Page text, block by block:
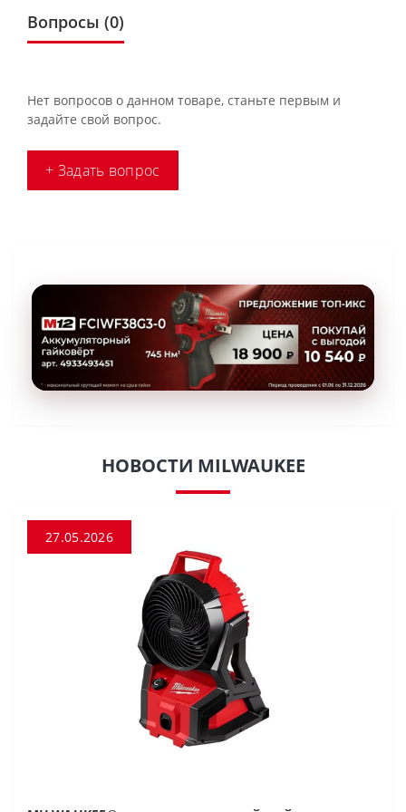
Вопросы (0)
Нет вопросов о данном товаре, станьте первым и
задайте свой вопрос.
+ Задать вопрос
НОВОСТИ MILWAUKEE
27.05.2026